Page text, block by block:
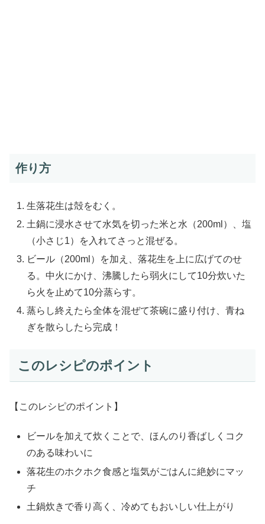
作り方
生落花生は殻をむく。
土鍋に浸水させて水気を切った米と水（200ml）、塩
（小さじ1）を入れてさっと混ぜる。
ビール（200ml）を加え、落花生を上に広げてのせ
る。中火にかけ、沸騰したら弱火にして10分炊いた
ら火を止めて10分蒸らす。
蒸らし終えたら全体を混ぜて茶碗に盛り付け、青ね
ぎを散らしたら完成！
このレシピのポイント
【このレシピのポイント】
ビールを加えて炊くことで、ほんのり香ばしくコク
のある味わいに
落花生のホクホク食感と塩気がごはんに絶妙にマッ
チ
土鍋炊きで香り高く、冷めてもおいしい仕上がり